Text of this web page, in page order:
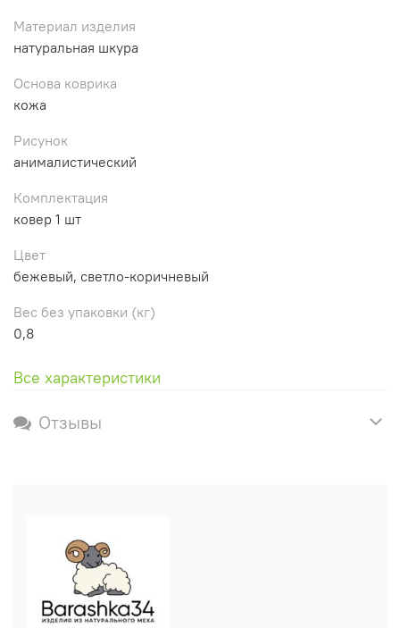
Материал изделия
натуральная шкура
Основа коврика
кожа
Рисунок
анималистический
Комплектация
ковер 1 шт
Цвет
бежевый, светло-коричневый
Вес без упаковки (кг)
0,8
Все характеристики
Отзывы